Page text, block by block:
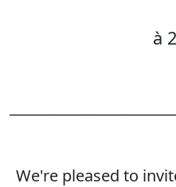
à
We're pleased to